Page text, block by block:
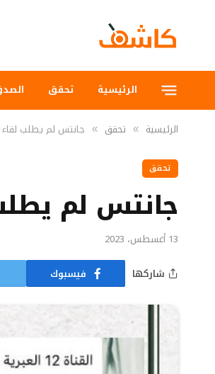
الرئيسية تحقق
الرئيسية » تحقق » جانتس لم يطلب لقاء
تحقق
جانتس لم
13 أغسطس، 2023
شاركها
فيسبوك